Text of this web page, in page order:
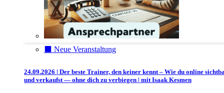
⬛️ Neue Veranstaltung
24.09.2026 | Der beste Trainer, den keiner kennt – Wie du online
und verkaufst — ohne dich zu verbiegen | mit Isaak Kesmen